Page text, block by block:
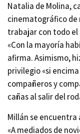
Natalia de Molina,
cinematográfico de
trabajar con todo
«Con la mayoría
afirma. Asimismo,
privilegio «si
compañeros y
cañas al salir del
Millán se
«A mediados de